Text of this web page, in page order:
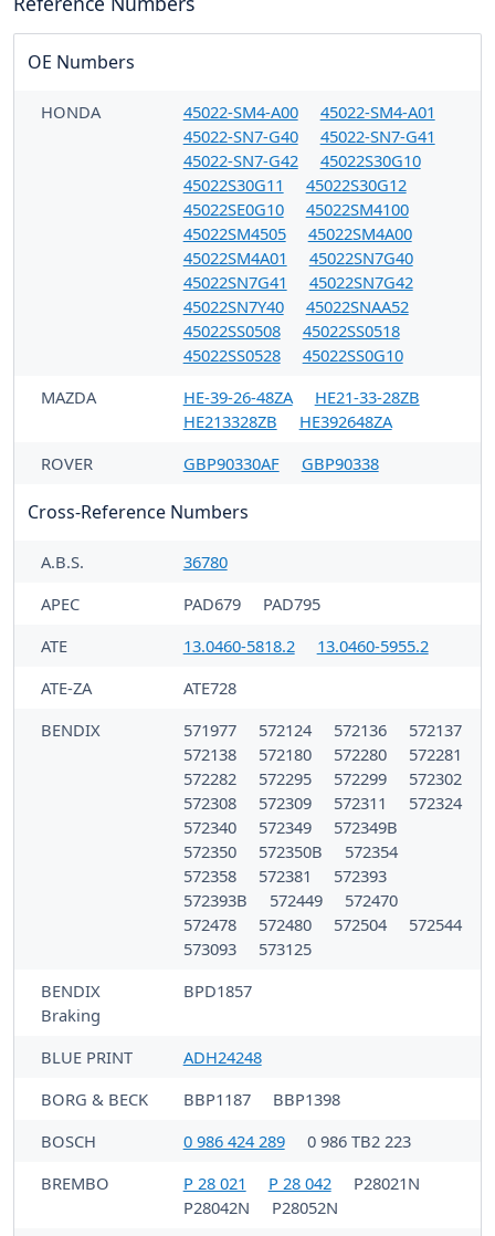
OE Numbers
HONDA 45022-SM4-A00
45022-SM4-A01
45022-SN7-G40
45022-SN7-G41
45022-SN7-G42
45022S30G10
45022S30G11
45022S30G12
45022SE0G10
45022SM4100
45022SM4505
45022SM4A00
45022SM4A01
45022SN7G40
45022SN7G41
45022SN7G42
45022SN7Y40
45022SNAA52
45022SS0508
45022SS0518
45022SS0528
45022SS0G10
MAZDA
HE-39-26-48ZA
HE21-33-28ZB
HE213328ZB
HE392648ZA
ROVER
GBP90330AF GBP90338
Cross-Reference Numbers
A.B.S.
36780
APEC
PAD679
PAD795
ATE
13.0460-5818.2
13.0460-5955.2
ATE-ZA
ATE728
BENDIX
571977 572124 572136
572137
572138
572180 572280
572281
572282
572295 572299
572302
572308
572309 572311
572324
572340
572349
572349B
572350
572350B
572354
572358
572381
572393
572393B
572449
572470
572478
572480 572504
572544
573093
573125
BENDIX
Braking
BPD1857
BLUE PRINT
ADH24248
BORG & BECK
BBP1187
BBP1398
BOSCH
0 986 424 289
0 986 TB2 223
BREMBO
P 28 021 P 28 042
P28021N
P28042N
P28052N